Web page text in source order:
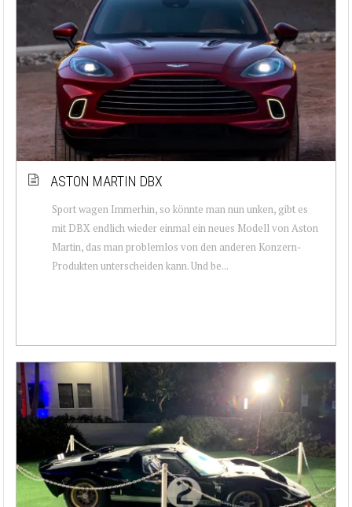
ASTON MARTIN DBX
Sport wagen Immerhin, so könnte man nun unken, gibt es
mit DBX endlich wieder einmal ein neues Modell von Aston
Martin, das man problemlos von den anderen Konzern-
Produkten unterscheiden kann. Und be...